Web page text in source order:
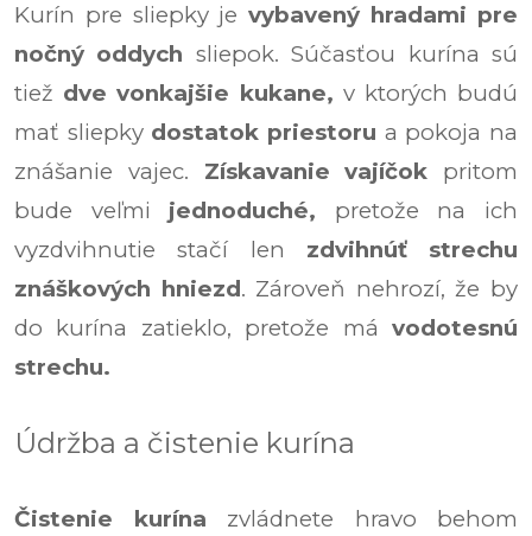
Kurín pre sliepky jevybavený hradami pre
nočný oddych sliepok. Súčasťou kurína sú
tiež dve vonkajšie kukane, v ktorých budú
mať sliepkydostatok priestoru a pokoja na
znášanie vajec. Získavanie vajíčok pritom
bude veľmi jednoduché, pretože na ich
vyzdvihnutie stačí len zdvihnúť strechu
znáškových hniezd. Zároveň nehrozí, že by
do kurína zatieklo, pretože má vodotesnú
strechu.
Údržba a čistenie kurína
Čistenie kurína zvládnete hravo behom